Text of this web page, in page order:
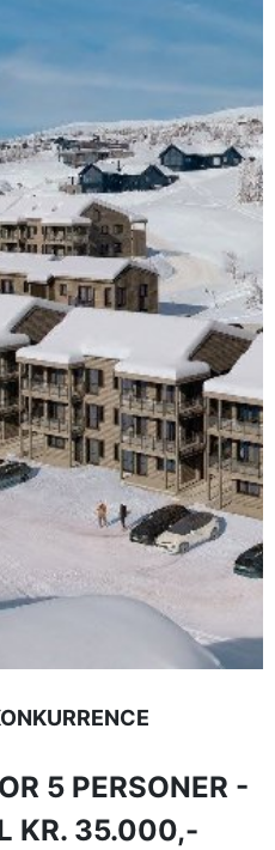
5 PERSONER -
KR. 35.000,-